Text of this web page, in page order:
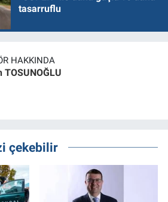
tasarruflu
HAKKINDA
TOSUNOĞLU
çekebilir